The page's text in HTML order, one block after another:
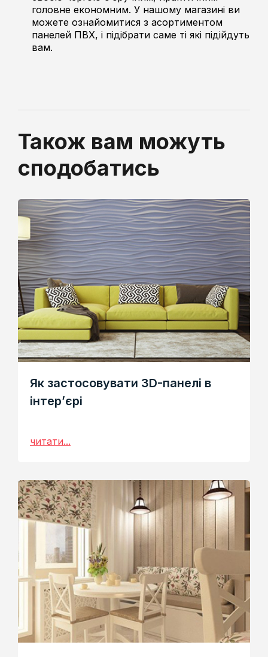
головне економним. У нашому магазині ви
можете ознайомитися з асортиментом
панелей ПВХ, і підібрати саме ті які підійдуть
вам.
Також вам можуть
сподобатись
Як застосовувати 3D-панелі в
інтер’єрі
читати...